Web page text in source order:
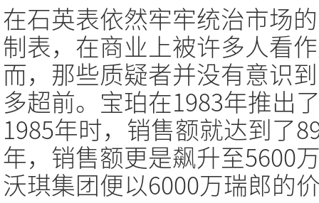
在石英表依然牢牢统治市场
制表，在商业上被许多人看
而，那些质疑者并没有意识
多超前。宝珀在1983年推出
1985年时，销售额就达到了
年，销售额更是飙升至5600
沃琪集团便以6000万瑞郎的